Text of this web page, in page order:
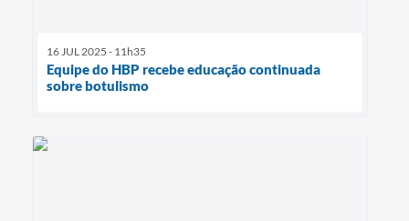
16 JUL 2025 - 11h35
Equipe do HBP recebe educação continuada
sobre botulismo